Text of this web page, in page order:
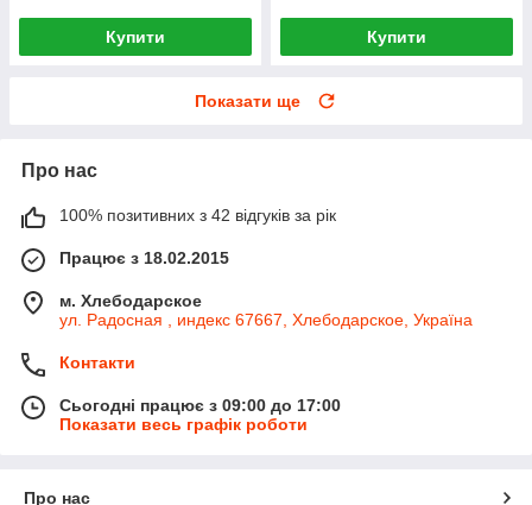
Купити Купити
Показати ще
Про нас
100% позитивних з 42 відгуків за рік
Працює з 18.02.2015
м. Хлебодарское
ул. Радосная , индекс 67667, Хлебодарское, Україна
Контакти
Сьогодні працює з 09:00 до 17:00
Показати весь графік роботи
Про нас